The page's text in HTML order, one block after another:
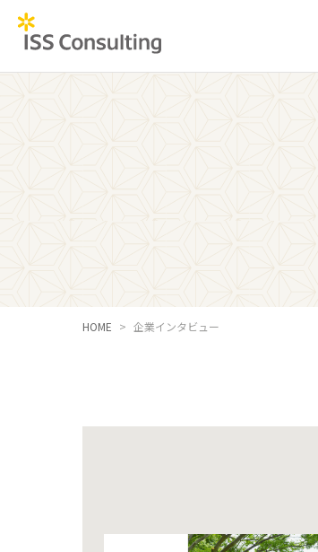
HOME 企業インタビュー